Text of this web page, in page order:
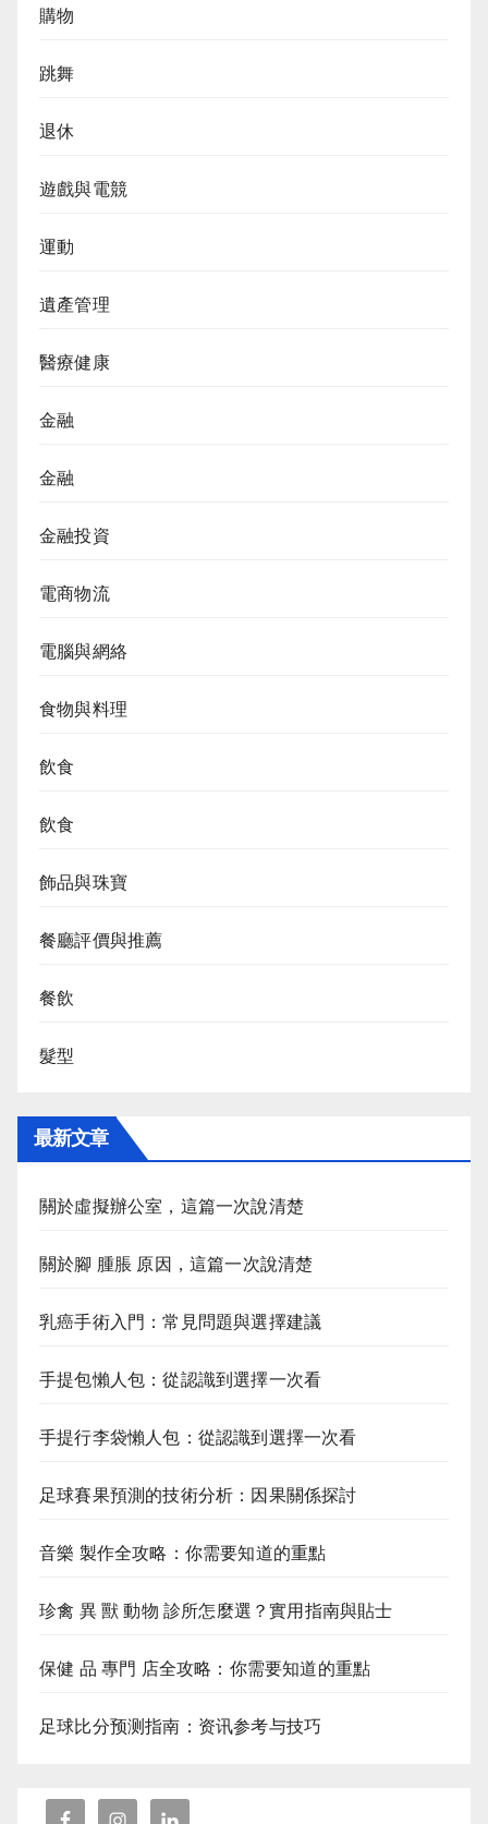
購物
跳舞
退休
遊戲與電競
運動
遺產管理
醫療健康
金融
金融
金融投資
電商物流
電腦與網絡
食物與料理
飲食
飲食
飾品與珠寶
餐廳評價與推薦
餐飲
髮型
最新文章
關於虛擬辦公室，這篇一次說清楚
關於腳 腫脹 原因，這篇一次說清楚
乳癌手術入門：常見問題與選擇建議
手提包懶人包：從認識到選擇一次看
手提行李袋懶人包：從認識到選擇一次看
足球賽果預測的技術分析：因果關係探討
音樂 製作全攻略：你需要知道的重點
珍禽 異 獸 動物 診所怎麼選？實用指南與貼士
保健 品 專門 店全攻略：你需要知道的重點
足球比分预测指南：资讯参考与技巧